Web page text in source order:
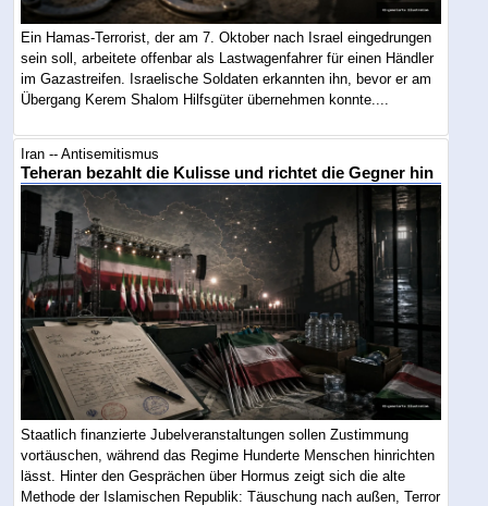
Ein Hamas-Terrorist, der am 7. Oktober nach Israel eingedrungen
sein soll, arbeitete offenbar als Lastwagenfahrer für einen Händler
im Gazastreifen. Israelische Soldaten erkannten ihn, bevor er am
Übergang Kerem Shalom Hilfsgüter übernehmen konnte....
Iran -- Antisemitismus
Teheran bezahlt die Kulisse und richtet die Gegner hin
Staatlich finanzierte Jubelveranstaltungen sollen Zustimmung
vortäuschen, während das Regime Hunderte Menschen hinrichten
lässt. Hinter den Gesprächen über Hormus zeigt sich die alte
Methode der Islamischen Republik: Täuschung nach außen, Terror